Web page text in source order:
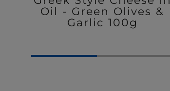
Oil - Green Olives &
Garlic 100g